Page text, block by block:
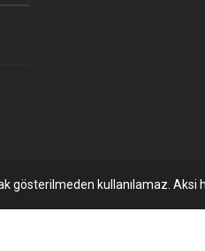
gösterilmeden kullanılamaz. Aksi